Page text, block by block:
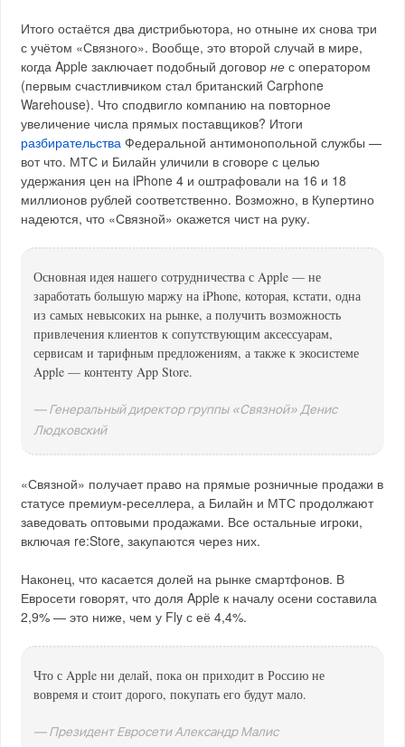
Итого остаётся два дистрибьютора, но отныне их снова три
с учётом «Связного». Вообще, это второй случай в мире,
когда Apple заключает подобный договорне с оператором
(первым счастливчиком стал британский Carphone
Warehouse). Что сподвигло компанию на повторное
увеличение числа прямых поставщиков? Итоги
разбирательства Федеральной антимонопольной службы —
вот что. МТС и Билайн уличили в сговоре с целью
удержания цен на iPhone 4 и оштрафовали на 16 и 18
миллионов рублей соответственно. Возможно, в Купертино
надеются, что «Связной» окажется чист на руку.
Основная идея нашего сотрудничества с Apple — не
заработать большую маржу на iPhone, которая, кстати, одна
из самых невысоких на рынке, а получить возможность
привлечения клиентов к сопутствующим аксессуарам,
сервисам и тарифным предложениям, а также к экосистеме
Apple — контенту App Store.
— Генеральный директор группы «Связной» Денис
Людковский
«Связной» получает право на прямые розничные продажи в
статусе премиум-реселлера, а Билайн и МТС продолжают
заведовать оптовыми продажами. Все остальные игроки,
включая re:Store, закупаются через них.
Наконец, что касается долей на рынке смартфонов. В
Евросети говорят, что доля Apple к началу осени составила
2,9% — это ниже, чем у Fly с её 4,4%.
Что с Apple ни делай, пока он приходит в Россию не
вовремя и стоит дорого, покупать его будут мало.
— Президент Евросети Александр Малис